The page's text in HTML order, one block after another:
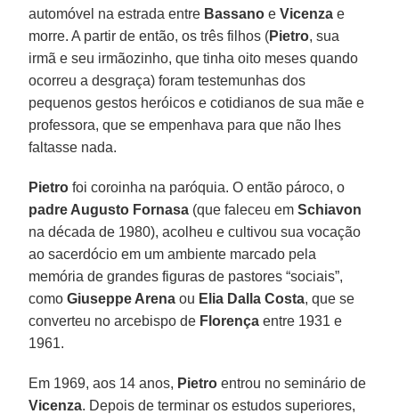
automóvel na estrada entre Bassano eVicenza e
morre. A partir de então, os três filhos (Pietro, sua
irmã e seu irmãozinho, que tinha oito meses quando
ocorreu a desgraça) foram testemunhas dos
pequenos gestos heróicos e cotidianos de sua mãe e
professora, que se empenhava para que não lhes
faltasse nada.
Pietro foi coroinha na paróquia. O então pároco, o
padre Augusto Fornasa (que faleceu emSchiavon
na década de 1980), acolheu e cultivou sua vocação
ao sacerdócio em um ambiente marcado pela
memória de grandes figuras de pastores “sociais”,
comoGiuseppe Arena ou Elia Dalla Costa, que se
converteu no arcebispo de Florença entre 1931 e
1961.
Em 1969, aos 14 anos, Pietro entrou no seminário de
Vicenza. Depois de terminar os estudos superiores,